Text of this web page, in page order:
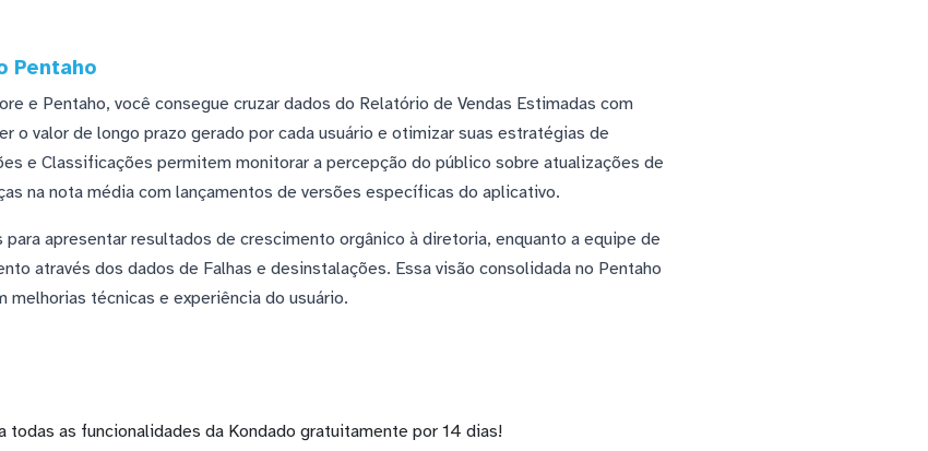
Pentaho
e Pentaho, você consegue cruzar dados do Relatório de Vendas Estimadas com
o valor de longo prazo gerado por cada usuário e otimizar suas estratégias de
e Classificações permitem monitorar a percepção do público sobre atualizações de
na nota média com lançamentos de versões específicas do aplicativo.
apresentar resultados de crescimento orgânico à diretoria, enquanto a equipe de
através dos dados de Falhas e desinstalações. Essa visão consolidada no Pentaho
técnicas e experiência do usuário.
todas as funcionalidades da Kondado gratuitamente por 14 dias!